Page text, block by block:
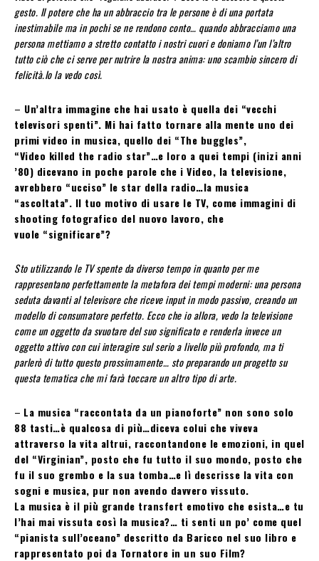
gesto. Il potere che ha un abbraccio tra le persone è di una portata
inestimabile ma in pochi se ne rendono conto… quando abbracciamo una
persona mettiamo a stretto contatto i nostri cuori e doniamo l’un l’altro
tutto ciò che ci serve per nutrire la nostra anima: uno scambio sincero di
felicità.Io la vedo così.
– Un’altra immagine che hai usato è quella dei “vecchi
televisori spenti”. Mi hai fatto tornare alla mente uno dei
primi video in musica, quello dei “The buggles”,
“Video killed the radio star”…e loro a quei tempi (inizi anni
’80) dicevano in poche parole che i Video, la televisione,
avrebbero “ucciso” le star della radio…la musica
“ascoltata”. Il tuo motivo di usare le TV, come immagini di
shooting fotografico del nuovo lavoro, che
vuole “significare”?
Sto utilizzando le TV spente da diverso tempo in quanto per me
rappresentano perfettamente la metafora dei tempi moderni: una persona
seduta davanti al televisore che riceve input in modo passivo, creando un
modello di consumatore perfetto. Ecco che io allora, vedo la televisione
come un oggetto da svuotare del suo significato e renderla invece un
oggetto attivo con cui interagire sul serio a livello più profondo, ma ti
parlerò di tutto questo prossimamente… sto preparando un progetto su
questa tematica che mi farà toccare un altro tipo di arte.
– La musica “raccontata da un pianoforte” non sono solo
88 tasti…è qualcosa di più…diceva colui che viveva
attraverso la vita altrui, raccontandone le emozioni, in quel
del “Virginian”, posto che fu tutto il suo mondo, posto che
fu il suo grembo e la sua tomba…e lì descrisse la vita con
sogni e musica, pur non avendo davvero vissuto.
La musica è il più grande transfert emotivo che esista…e tu
l’hai mai vissuta così la musica?… ti senti un po’ come quel
“pianista sull’oceano” descritto da Baricco nel suo libro e
rappresentato poi da Tornatore in un suo Film?